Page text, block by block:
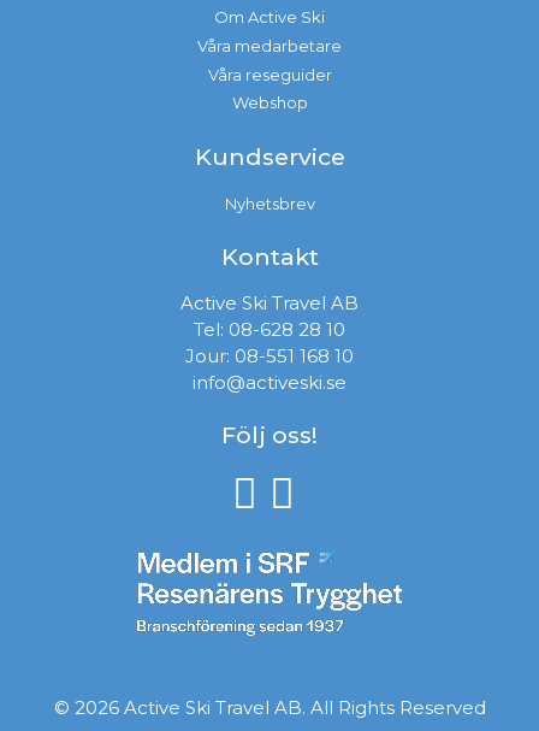
Om Active Ski
Våra medarbetare
Våra reseguider
Webshop
Kundservice
Nyhetsbrev
Kontakt
Active Ski Travel AB
Tel: 08-628 28 10
Jour: 08-551 168 10
info@activeski.se
Följ oss!
© 2026 Active Ski Travel AB. All Rights Reserved